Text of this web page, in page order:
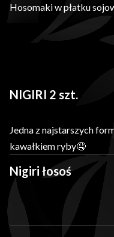
Hosomaki w płatku
NIGIRI 2 szt.
Jedna z najstarszych
kawałkiem ryby🤤
Nigiri łosoś